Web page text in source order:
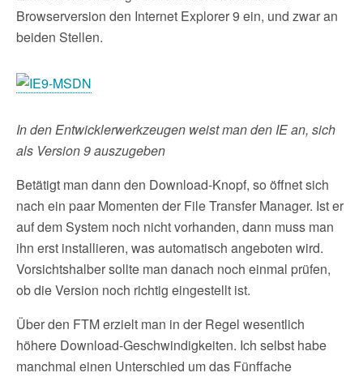
Browserversion den Internet Explorer 9 ein, und zwar an
beiden Stellen.
In den Entwicklerwerkzeugen weist man den IE an, sich
als Version 9 auszugeben
Betätigt man dann den Download-Knopf, so öffnet sich
nach ein paar Momenten der File Transfer Manager. Ist er
auf dem System noch nicht vorhanden, dann muss man
ihn erst installieren, was automatisch angeboten wird.
Vorsichtshalber sollte man danach noch einmal prüfen,
ob die Version noch richtig eingestellt ist.
Über den FTM erzielt man in der Regel wesentlich
höhere Download-Geschwindigkeiten. Ich selbst habe
manchmal einen Unterschied um das Fünffache